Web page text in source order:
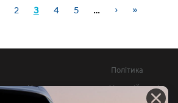
2 3 4 5 … › »
Новини
Політика
конфіденційності